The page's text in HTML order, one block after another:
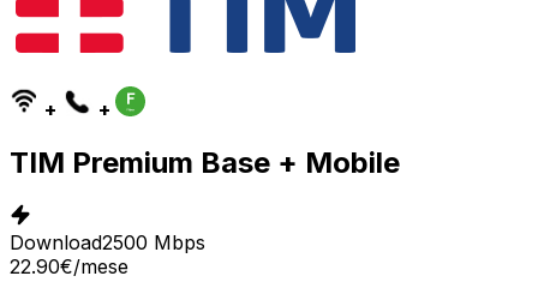
+ +
TIM Premium Base + Mobile
Download2500 Mbps
22.90€/mese